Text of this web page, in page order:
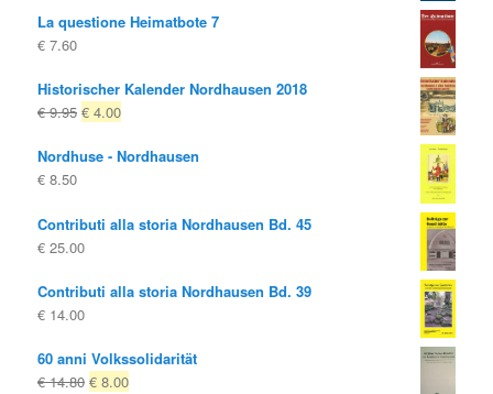
La questione Heimatbote 7
€ 7.60
Historischer Kalender Nordhausen 2018
€9.95 Il
originale
€ 4.00Il
attuale
Nordhuse - Nordhausen
€ 8.50
Contributi alla storia Nordhausen Bd. 45
€ 25.00
Contributi alla storia Nordhausen Bd. 39
€ 14.00
60 anni Volkssolidarität
€14.80 Il
€ 8.00Il